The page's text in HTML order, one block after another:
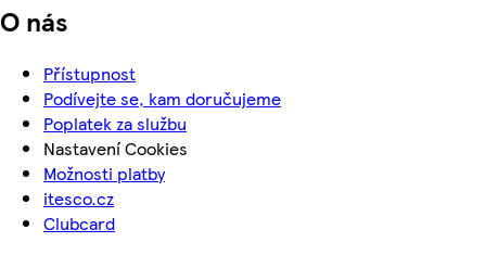
O nás
Přístupnost
Podívejte se, kam doručujeme
Poplatek za službu
Nastavení Cookies
Možnosti platby
itesco.cz
Clubcard